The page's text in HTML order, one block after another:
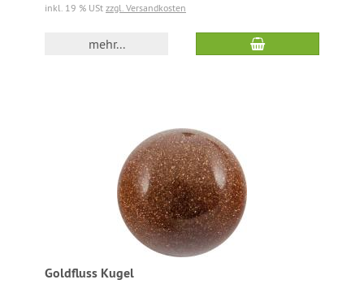
inkl. 19 % USt zzgl. Versandkosten
mehr...
Goldfluss Kugel